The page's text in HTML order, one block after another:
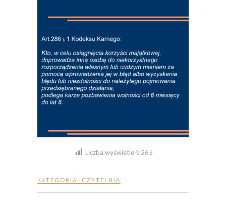
Liczba wyświetleń: 265
KATEGORIA : CZYTELNIA